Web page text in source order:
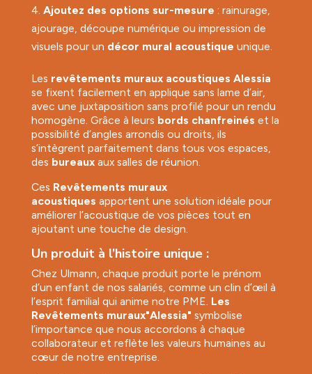
Ajoutez des options sur-mesure : rainurage,
ajourage, découpe numérique ou impression de
visuels pour un décor mural acoustique unique.
Les revêtements muraux acoustiques Alessia
se fixent facilement en applique sans lame d’air,
avec une juxtaposition sans profilé pour un rendu
homogène. Grâce à leurs bords chanfreinés et la
possibilité d’angles arrondis ou droits, ils
s’intègrent parfaitement dans tous vos espaces,
des bureauxaux salles de réunion.
Ces Revêtements muraux
acoustiques apportent une solution idéale pour
améliorer l’acoustique de vos pièces tout en
ajoutant une touche de design.
Un produit à l’histoire unique :
Chez Ulmann, chaque produit porte le prénom
d’un enfant de nos salariés, comme un clin d’œil à
l’esprit familial qui anime notre PME. Les
Revêtements muraux"Alessia" symbolise
l’importance que nous accordons à chaque
collaborateur et reflète les valeurs humaines au
cœur de notre entreprise.